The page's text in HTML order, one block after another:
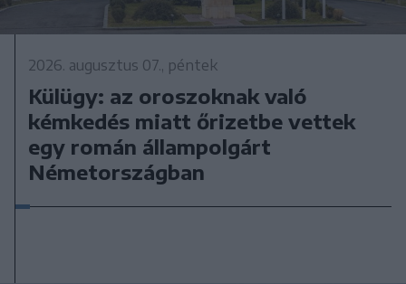
2026. augusztus 07., péntek
Külügy: az oroszoknak való
kémkedés miatt őrizetbe vettek
egy román állampolgárt
Németországban